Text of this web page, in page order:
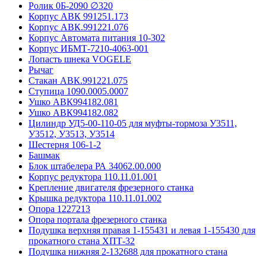
Ролик 0Б-2090 ∅320
Корпус АВК 991251.173
Корпус АВК.991221.076
Корпус Автомата питания 10-302
Корпус ИБМТ-7210-4063-001
Лопасть шнека VOGELE
Рычаг
Стакан АВК.991221.075
Ступица 1090.0005.0007
Ушко АВК994182.081
Ушко АВК994182.082
Цилиндр УД5-00-110-05 для муфты-тормоза У3511,
У3512, У3513, У3514
Шестерня 106-1-2
Башмак
Блок штабелера РА 34062.00.000
Корпус редуктора 110.11.01.001
Крепление двигателя фрезерного станка
Крышка редуктора 110.11.01.002
Опора 1227213
Опора портала фрезерного станка
Подушка верхняя правая 1-155431 и левая 1-155430 для
прокатного стана ХПТ-32
Подушка нижняя 2-132688 для прокатного стана